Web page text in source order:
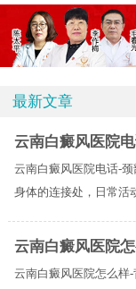
最新文章
云南白癜风医院
云南白癜风医院电话-
身体的连接处，日常活
云南白癜风医院
云南白癜风医院怎么样